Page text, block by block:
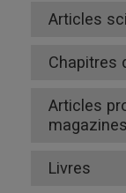
Articles
Chapitres
Articles
magazines
Livres